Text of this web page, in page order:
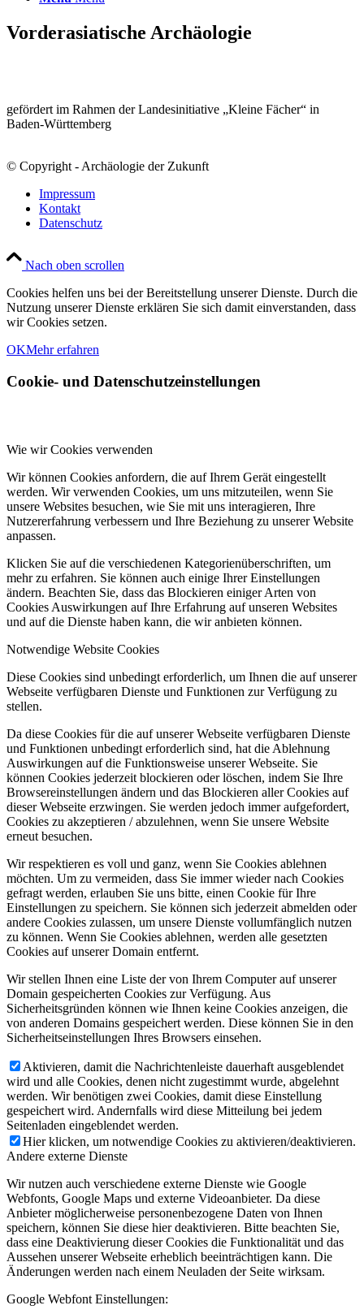
Vorderasiatische Archäologie
gefördert im Rahmen der Landesinitiative „Kleine Fächer“ in
Baden-Württemberg
© Copyright - Archäologie der Zukunft
Impressum
Kontakt
Datenschutz
Nach oben scrollen
Cookies helfen uns bei der Bereitstellung unserer Dienste. Durch die
Nutzung unserer Dienste erklären Sie sich damit einverstanden, dass
wir Cookies setzen.
OKMehr erfahren
Cookie- und Datenschutzeinstellungen
Wie wir Cookies verwenden
Wir können Cookies anfordern, die auf Ihrem Gerät eingestellt
werden. Wir verwenden Cookies, um uns mitzuteilen, wenn Sie
unsere Websites besuchen, wie Sie mit uns interagieren, Ihre
Nutzererfahrung verbessern und Ihre Beziehung zu unserer Website
anpassen.
Klicken Sie auf die verschiedenen Kategorienüberschriften, um
mehr zu erfahren. Sie können auch einige Ihrer Einstellungen
ändern. Beachten Sie, dass das Blockieren einiger Arten von
Cookies Auswirkungen auf Ihre Erfahrung auf unseren Websites
und auf die Dienste haben kann, die wir anbieten können.
Notwendige Website Cookies
Diese Cookies sind unbedingt erforderlich, um Ihnen die auf unserer
Webseite verfügbaren Dienste und Funktionen zur Verfügung zu
stellen.
Da diese Cookies für die auf unserer Webseite verfügbaren Dienste
und Funktionen unbedingt erforderlich sind, hat die Ablehnung
Auswirkungen auf die Funktionsweise unserer Webseite. Sie
können Cookies jederzeit blockieren oder löschen, indem Sie Ihre
Browsereinstellungen ändern und das Blockieren aller Cookies auf
dieser Webseite erzwingen. Sie werden jedoch immer aufgefordert,
Cookies zu akzeptieren / abzulehnen, wenn Sie unsere Website
erneut besuchen.
Wir respektieren es voll und ganz, wenn Sie Cookies ablehnen
möchten. Um zu vermeiden, dass Sie immer wieder nach Cookies
gefragt werden, erlauben Sie uns bitte, einen Cookie für Ihre
Einstellungen zu speichern. Sie können sich jederzeit abmelden oder
andere Cookies zulassen, um unsere Dienste vollumfänglich nutzen
zu können. Wenn Sie Cookies ablehnen, werden alle gesetzten
Cookies auf unserer Domain entfernt.
Wir stellen Ihnen eine Liste der von Ihrem Computer auf unserer
Domain gespeicherten Cookies zur Verfügung. Aus
Sicherheitsgründen können wie Ihnen keine Cookies anzeigen, die
von anderen Domains gespeichert werden. Diese können Sie in den
Sicherheitseinstellungen Ihres Browsers einsehen.
Aktivieren, damit die Nachrichtenleiste dauerhaft ausgeblendet
wird und alle Cookies, denen nicht zugestimmt wurde, abgelehnt
werden. Wir benötigen zwei Cookies, damit diese Einstellung
gespeichert wird. Andernfalls wird diese Mitteilung bei jedem
Seitenladen eingeblendet werden.
Hier klicken, um notwendige Cookies zu aktivieren/deaktivieren.
Andere externe Dienste
Wir nutzen auch verschiedene externe Dienste wie Google
Webfonts, Google Maps und externe Videoanbieter. Da diese
Anbieter möglicherweise personenbezogene Daten von Ihnen
speichern, können Sie diese hier deaktivieren. Bitte beachten Sie,
dass eine Deaktivierung dieser Cookies die Funktionalität und das
Aussehen unserer Webseite erheblich beeinträchtigen kann. Die
Änderungen werden nach einem Neuladen der Seite wirksam.
Google Webfont Einstellungen: